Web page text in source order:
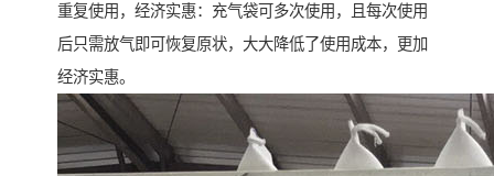
重复使用，经济实惠：充气袋可多次使用，且每次使用
后只需放气即可恢复原状，大大降低了使用成本，更加
经济实惠。